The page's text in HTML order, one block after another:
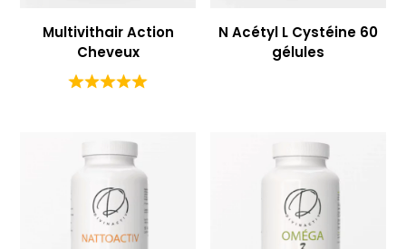
Multivithair Action
Cheveux
N Acétyl L Cystéine 60
gélules